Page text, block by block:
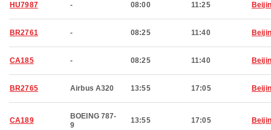
HU7987 - 08:00 11:25
BR2761 - 08:25 11:40
CA185 - 08:25 11:40
BR2765 Airbus A320 13:55 17:05
CA189
BOEING 787-
9
13:55 17:05